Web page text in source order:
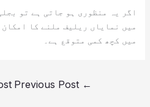
اگر یہ منظوری ہو جاتی ہے تو
میں نمایاں ریلیف ملنے کا
میں کچھ کمی متوقع ہے۔
←